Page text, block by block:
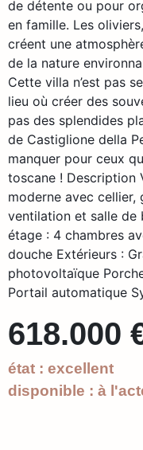
de détente ou pour
en famille. Les
créent une
de la nature
Cette villa n’est pas
lieu où créer des
pas des splendides
de Castiglione della
manquer pour ceux
toscane ! Description
moderne avec cellier,
ventilation et salle de
étage : 4 chambres
douche Extérieurs :
photovoltaïque
Portail automatique
618.000
état : excellent
disponible : à